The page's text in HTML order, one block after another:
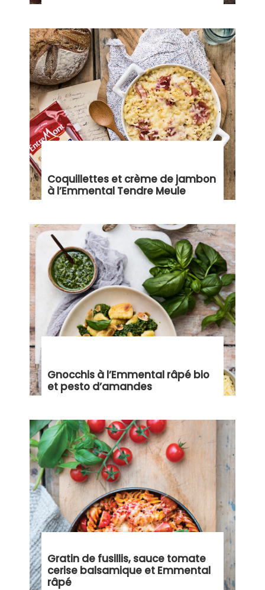
Coquillettes et crème de jambon
à l’Emmental Tendre Meule
Gnocchis à l’Emmental râpé bio
et pesto d’amandes
Gratin de fusillis, sauce tomate
cerise balsamique et Emmental
râpé